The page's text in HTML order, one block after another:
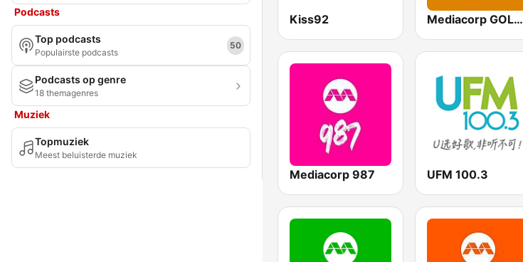
Podcasts
Top podcasts
Populairste podcasts
50
Podcasts op genre
18 themagenres
Muziek
Topmuziek
Meest beluisterde muziek
Kiss92 Mediacorp GOLD 905
Mediacorp 987 UFM 100.3